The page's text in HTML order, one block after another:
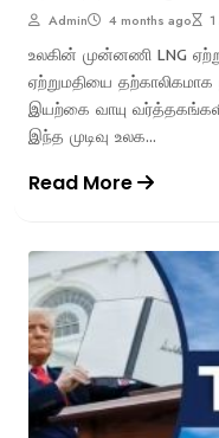
Admin 4 months ago
உலகின் முன்னணி LNG
ஏற்றுமதியை
இயற்கை வாயு
இந்த முடிவு உலக...
Read More